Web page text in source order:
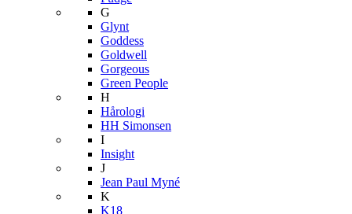
G
Glynt
Goddess
Goldwell
Gorgeous
Green People
H
Hårologi
HH Simonsen
I
Insight
J
Jean Paul Myné
K
K18